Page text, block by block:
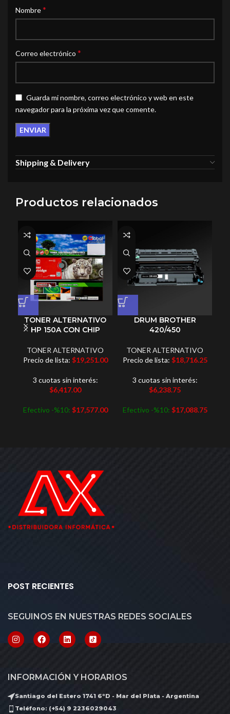
Nombre*
Correo electrónico *
Guarda mi nombre, correo electrónico y web en este
navegador para la próxima vez que comente.
Shipping & Delivery
Productos relacionados
TONER ALTERNATIVO
HP 150A CON CHIP
TONER ALTERNATIVO
Precio de lista: $19,251.00
3 cuotas sin interés:
$6,417.00
Efectivo -%10: $17,577.00
DRUM BROTHER
420/450
TONER ALTERNATIVO
Precio de lista: $18,716.25
3 cuotas sin interés:
$6,238.75
Efectivo -%10: $17,088.75
POST RECIENTES
SEGUINOS EN NUESTRAS REDES SOCIALES
INFORMACIÓN Y HORARIOS
Santiago del Estero 1741 6ºD - Mar del Plata - Argentina
Teléfono: (+54) 9 2236029043